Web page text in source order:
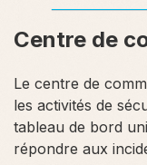
Centre de
Le centre de
les activités de
tableau de bord
répondre aux